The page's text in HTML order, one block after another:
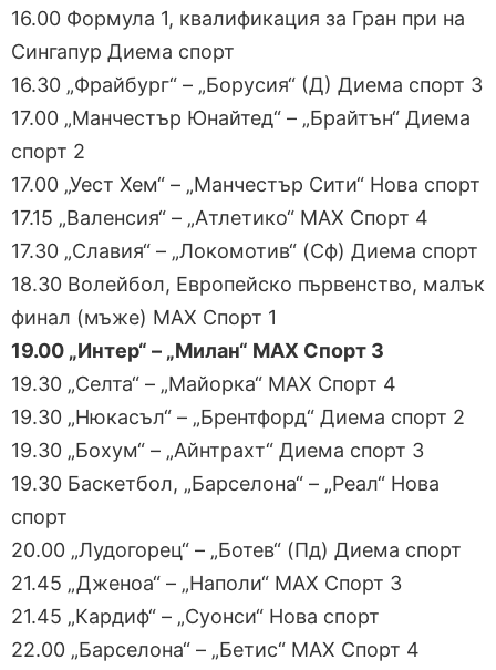
16.00 Формула 1, квалификация за Гран при на
Сингапур Диема спорт
16.30 „Фрайбург“ – „Борусия“ (Д) Диема спорт 3
17.00 „Манчестър Юнайтед“ – „Брайтън“ Диема
спорт 2
17.00 „Уест Хем“ – „Манчестър Сити“ Нова спорт
17.15 „Валенсия“ – „Атлетико“ МАХ Спорт 4
17.30 „Славия“ – „Локомотив“ (Сф) Диема спорт
18.30 Волейбол, Европейско първенство, малък
финал (мъже) МАХ Спорт 1
19.00 „Интер“ – „Милан“ МАХ Спорт 3
19.30 „Селта“ – „Майорка“ МАХ Спорт 4
19.30 „Нюкасъл“ – „Брентфорд“ Диема спорт 2
19.30 „Бохум“ – „Айнтрахт“ Диема спорт 3
19.30 Баскетбол, „Барселона“ – „Реал“ Нова
спорт
20.00 „Лудогорец“ – „Ботев“ (Пд) Диема спорт
21.45 „Дженоа“ – „Наполи“ МАХ Спорт 3
21.45 „Кардиф“ – „Суонси“ Нова спорт
22.00 „Барселона“ – „Бетис“ МАХ Спорт 4